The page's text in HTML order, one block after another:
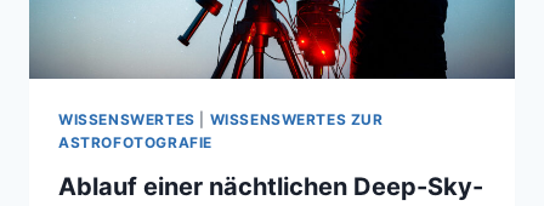
WISSENSWERTES
WISSENSWERTES ZUR
ASTROFOTOGRAFIE
Ablauf einer nächtlichen Deep-Sky-